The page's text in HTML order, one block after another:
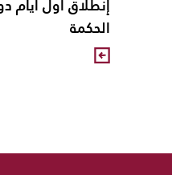
الحكمة